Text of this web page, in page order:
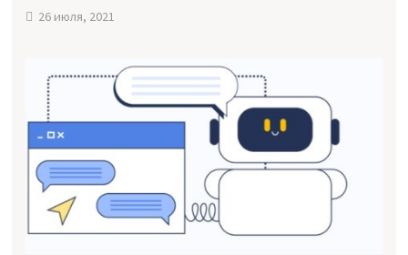
26 июля, 2021